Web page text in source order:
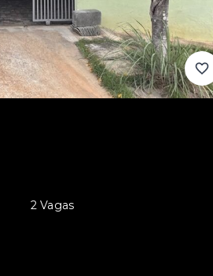
2 Vagas